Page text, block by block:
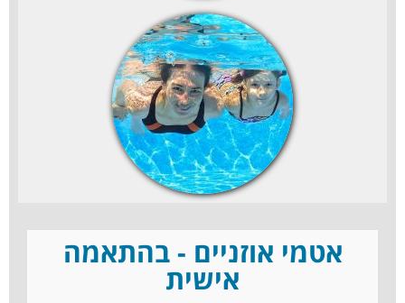
אטמי אוזניים - בהתאמה
אישית